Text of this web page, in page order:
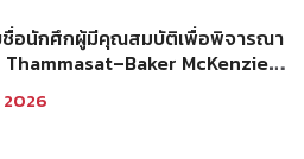
ชื่อนักศึกผู้มีคุณสมบัติเพื่อพิจารณา
Thammasat–Baker McKenzie
ประจำปีการศึกษา 2569
2026